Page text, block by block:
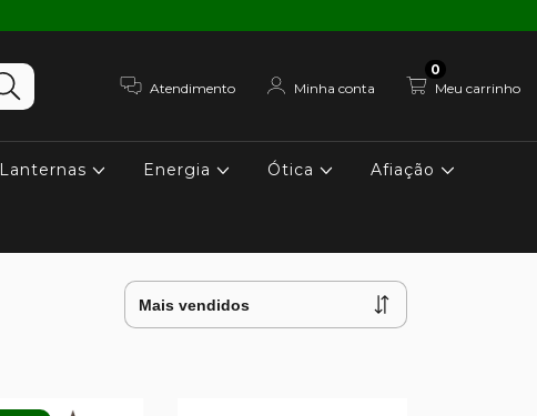
Atendimento Minha conta Meu carrinho
0
Lanternas Energia Ótica Afiação